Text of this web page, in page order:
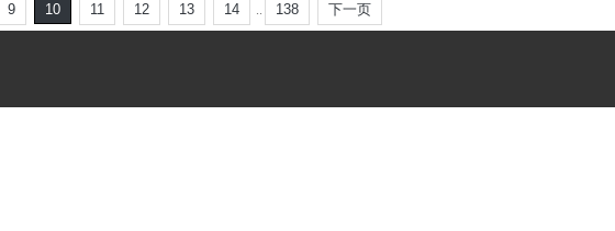
9 10 11 12 13 14 .. 138 下一页